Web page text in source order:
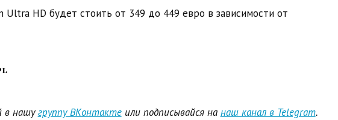
Ultra HD будет стоить от 349 до 449 евро в зависимости от
в нашугруппу ВКонтактеили подписывайся на наш канал в Telegram.